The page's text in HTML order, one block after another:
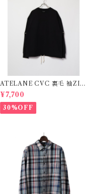
ATELANE CVC 裏毛 袖ZIP
2WAY クルー ブラック 25A-
14001
¥7,700
30%OFF